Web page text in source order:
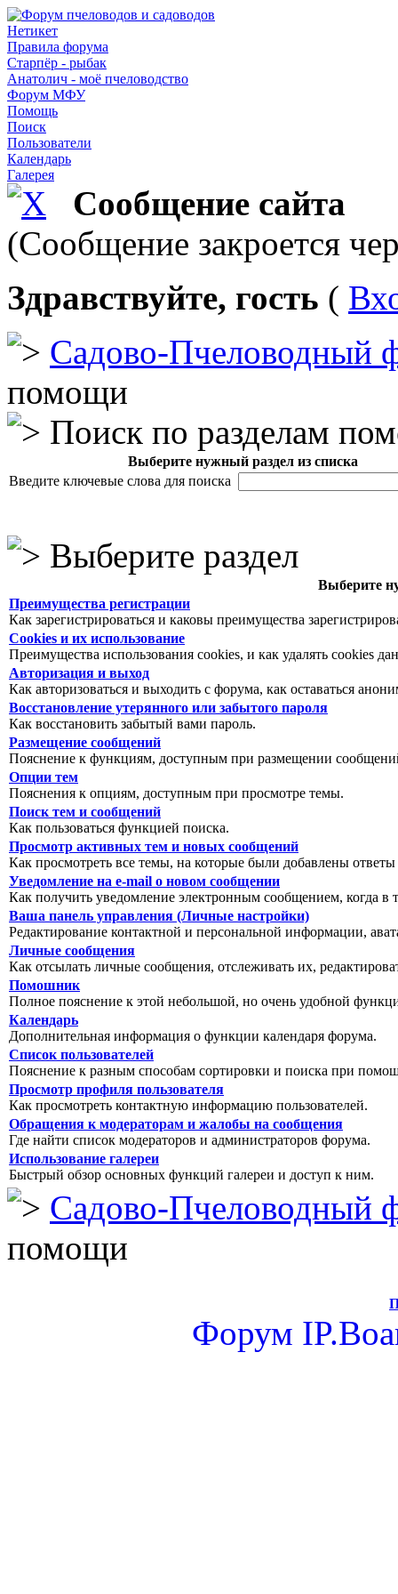
Нетикет
Правила форума
Старпёр - рыбак
Анатолич - моё пчеловодство
Форум МФУ
Помощь
Поиск
Пользователи
Календарь
Галерея
Сообщение сайта
(Сообщение закроется
Здравствуйте, гость (
Садово-Пчеловодный
помощи
Поиск по разделам
Выберите нужный раздел из списка
Введите ключевые слова для поиска
Выберите раздел
Выберите
Преимущества регистрации
Как зарегистрироваться и каковы преимущества
Cookies и их использование
Преимущества использования cookies, и как удалять cookies
Авторизация и выход
Как авторизоваться и выходить с форума, как оставаться
Восстановление утерянного или забытого пароля
Как восстановить забытый вами пароль.
Размещение сообщений
Пояснение к функциям, доступным при размещении
Опции тем
Пояснения к опциям, доступным при просмотре темы.
Поиск тем и сообщений
Как пользоваться функцией поиска.
Просмотр активных тем и новых сообщений
Как просмотреть все темы, на которые были добавлены
Уведомление на е-mail о новом сообщении
Как получить уведомление электронным сообщением, когда в
Ваша панель управления (Личные настройки)
Редактирование контактной и персональной информации,
Личные сообщения
Как отсылать личные сообщения, отслеживать их,
Помошник
Полное пояснение к этой небольшой, но очень удобной
Календарь
Дополнительная информация о функции календаря форума.
Список пользователей
Пояснение к разным способам сортировки и поиска при
Просмотр профиля пользователя
Как просмотреть контактную информацию пользователей.
Обращения к модераторам и жалобы на сообщения
Где найти список модераторов и администраторов форума.
Использование галереи
Быстрый обзор основных функций галереи и доступ к ним.
Садово-Пчеловодный
помощи
Форум